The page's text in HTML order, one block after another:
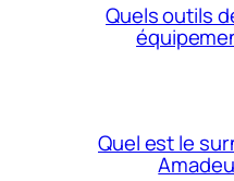
Quels outils
Quel est le